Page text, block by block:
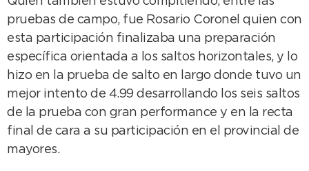
pruebas de campo, fue Rosario Coronel quien con
esta participación finalizaba una preparación
específica orientada a los saltos horizontales, y lo
hizo en la prueba de salto en largo donde tuvo un
mejor intento de 4.99 desarrollando los seis saltos
de la prueba con gran performance y en la recta
final de cara a su participación en el provincial de
mayores.